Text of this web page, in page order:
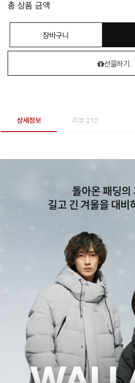
총 상품 금액
장바구니
선물하기
상세정보 리뷰 212